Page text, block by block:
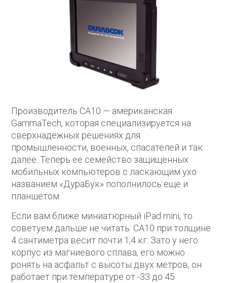
Производитель CA10 — американская
GammaTech, которая специализируется на
сверхнадёжных решениях для
промышленности, военных, спасателей и так
далее. Теперь ее семейство защищенных
мобильных компьютеров с ласкающим ухо
названием «ДураБук» пополнилось еще и
планшетом.
Если вам ближе миниатюрный iPad mini, то
советуем дальше не читать: CA10 при толщине
4 сантиметра весит почти 1,4 кг. Зато у него
корпус из магниевого сплава, его можно
ронять на асфальт с высоты двух метров, он
работает при температуре от -33 до 45